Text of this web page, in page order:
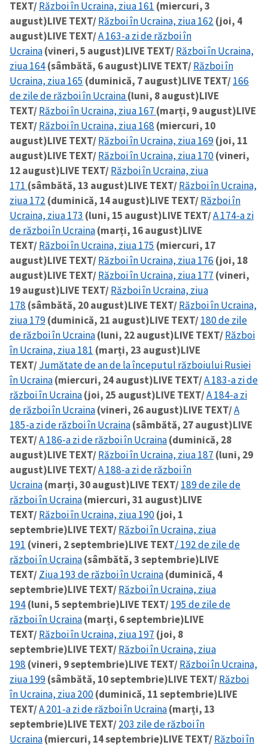
TEXT/Război în Ucraina, ziua 161 (miercuri, 3
august)LIVE TEXT/Război în Ucraina, ziua 162 (joi, 4
august)LIVE TEXT/A 163-a zi de război în
Ucraina(vineri, 5 august)LIVE TEXT/Război în Ucraina,
ziua 164(sâmbătă, 6 august)LIVE TEXT/Război în
Ucraina, ziua 165 (duminică, 7 august)LIVE TEXT/166
de zile de război în Ucraina(luni, 8 august)LIVE
TEXT/Război în Ucraina, ziua 167 (marți, 9 august)LIVE
TEXT/Război în Ucraina, ziua 168 (miercuri, 10
august)LIVE TEXT/Război în Ucraina, ziua 169(joi, 11
august)LIVE TEXT/Război în Ucraina, ziua 170(vineri,
12 august)LIVE TEXT/Război în Ucraina, ziua
171 (sâmbătă, 13 august)LIVE TEXT/Război în Ucraina,
ziua 172 (duminică, 14 august)LIVE TEXT/Război în
Ucraina, ziua 173 (luni, 15 august)LIVE TEXT/A 174-a zi
de război în Ucraina(marți, 16 august)LIVE
TEXT/Război în Ucraina, ziua 175 (miercuri, 17
august)LIVE TEXT/Război în Ucraina, ziua 176 (joi, 18
august)LIVE TEXT/Război în Ucraina, ziua 177 (vineri,
19 august)LIVE TEXT/Război în Ucraina, ziua
178 (sâmbătă, 20 august)LIVE TEXT/Război în Ucraina,
ziua 179(duminică, 21 august)LIVE TEXT/180 de zile
de război în Ucraina(luni, 22 august)LIVE TEXT/Război
în Ucraina, ziua 181 (marți, 23 august)LIVE
TEXT/Jumătate de an de la începutul războiului Rusiei
în Ucraina(miercuri, 24 august)LIVE TEXT/A 183-a zi de
război în Ucraina(joi, 25 august)LIVE TEXT/A 184-a zi
de război în Ucraina(vineri, 26 august)LIVE TEXT/A
185-a zi de război în Ucraina(sâmbătă, 27 august)LIVE
TEXT/A 186-a zi de război în Ucraina(duminică, 28
august)LIVE TEXT/Război în Ucraina, ziua 187 (luni, 29
august)LIVE TEXT/A 188-a zi de război în
Ucraina(marți, 30 august)LIVE TEXT/189 de zile de
război în Ucraina(miercuri, 31 august)LIVE
TEXT/Război în Ucraina, ziua 190(joi, 1
septembrie)LIVE TEXT/Război în Ucraina, ziua
191 (vineri, 2 septembrie)LIVE TEXT/ 192 de zile de
război în Ucraina(sâmbătă, 3 septembrie)LIVE
TEXT/Ziua 193 de război în Ucraina(duminică, 4
septembrie)LIVE TEXT/Război în Ucraina, ziua
194(luni, 5 septembrie)LIVE TEXT/195 de zile de
război în Ucraina(marți, 6 septembrie)LIVE
TEXT/Război în Ucraina, ziua 197 (joi, 8
septembrie)LIVE TEXT/Război în Ucraina, ziua
198 (vineri, 9 septembrie)LIVE TEXT/Război în Ucraina,
ziua 199(sâmbătă, 10 septembrie)LIVE TEXT/Război
în Ucraina, ziua 200(duminică, 11 septembrie)LIVE
TEXT/A 201-a zi de război în Ucraina(marți, 13
septembrie)LIVE TEXT/203 zile de război în
Ucraina(miercuri, 14 septembrie)LIVE TEXT/Război în